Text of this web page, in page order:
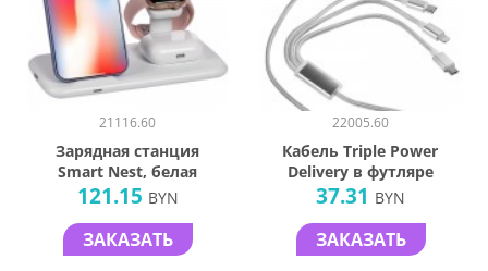
21116.60
Зарядная станция
Smart Nest, белая
121.15 BYN
ЗАКАЗАТЬ
22005.60
Кабель Triple Power
Delivery в футляре
37.31 BYN
ЗАКАЗАТЬ